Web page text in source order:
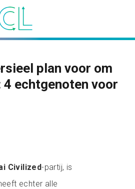
plan voor om
echtgenoten voor
Civilized-partij, is
echter alle